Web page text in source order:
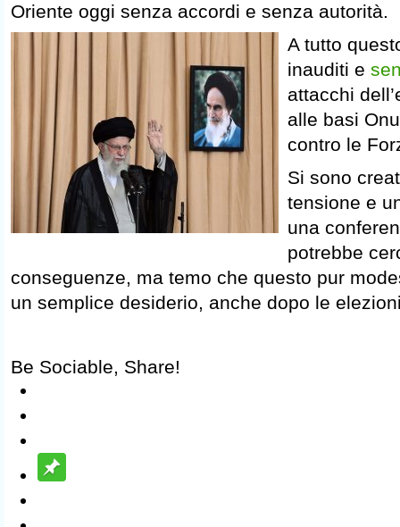
Oriente oggi senza accordi e senza autorità.
A tutto
inauditi e
attacchi
alle basi
contro le
Si sono
tensione e
una
potrebbe
conseguenze, ma temo che questo pur
un semplice desiderio, anche dopo le
Be Sociable, Share!